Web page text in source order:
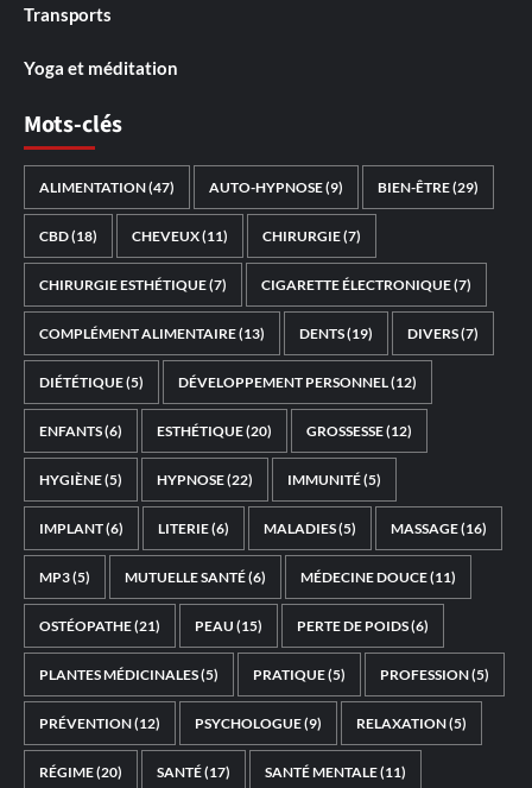
Transports
Yoga et méditation
Mots-clés
ALIMENTATION(47) AUTO-HYPNOSE(9) BIEN-ÊTRE(29)
CBD(18) CHEVEUX(11) CHIRURGIE(7)
CHIRURGIE ESTHÉTIQUE(7) CIGARETTE ÉLECTRONIQUE(7)
COMPLÉMENT ALIMENTAIRE(13) DENTS(19) DIVERS(7)
DIÉTÉTIQUE(5) DÉVELOPPEMENT PERSONNEL(12)
ENFANTS(6) ESTHÉTIQUE(20) GROSSESSE(12)
HYGIÈNE(5) HYPNOSE(22) IMMUNITÉ(5)
IMPLANT(6) LITERIE(6) MALADIES(5) MASSAGE(16)
MP3(5) MUTUELLE SANTÉ(6) MÉDECINE DOUCE(11)
OSTÉOPATHE(21) PEAU (15) PERTE DE POIDS(6)
PLANTES MÉDICINALES(5) PRATIQUE(5) PROFESSION(5)
PRÉVENTION(12) PSYCHOLOGUE(9) RELAXATION(5)
RÉGIME(20) SANTÉ(17) SANTÉ MENTALE(11)